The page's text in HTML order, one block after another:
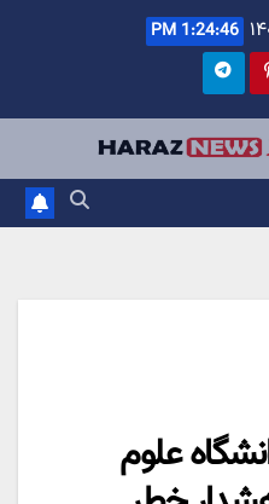
1:24:47 PM
علوم